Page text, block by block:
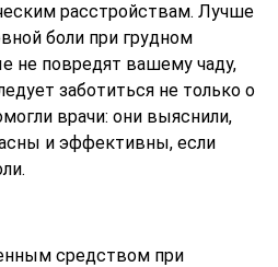
расстройствам. Лучше
боли при грудном
не повредят вашему чаду,
заботиться не только о
врачи: они выяснили,
и эффективны, если
средством при